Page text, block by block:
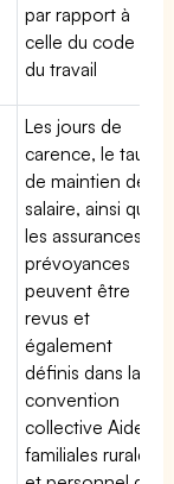
par rapport à
celle du code
du travail
Les jours de
carence, le taux
de maintien de
salaire, ainsi que
les assurances
prévoyances
peuvent être
revus et
également
définis dans la
convention
collective Aides
familiales rurales